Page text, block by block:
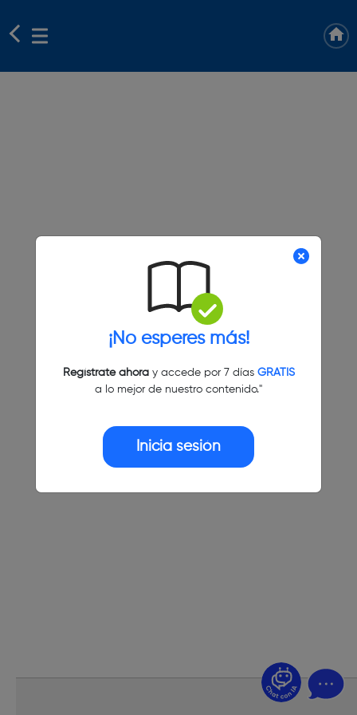
¡No esperes más!
Regístrate ahoray accede por 7 días GRATIS
a lo mejor de nuestro contenido."
Inicia sesión